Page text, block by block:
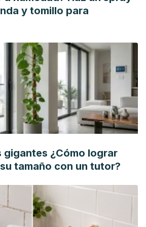
articulo.oa?id=56209917.
E. W. (2004). Self-knowledge: its
, 493–518.
14744224/
y tomillo para
gigantes ¿Cómo lograr
tamaño con un tutor?